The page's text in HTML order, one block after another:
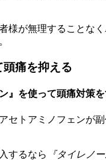
様が無理することな
痛を抑える
』を使って頭痛対策
セトアミノフェンが
するなら 『タイレノー